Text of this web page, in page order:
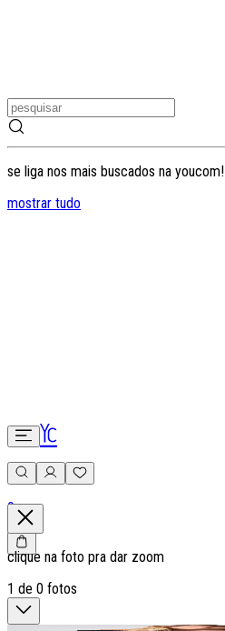
se liga nos mais buscados na youcom!
mostrar tudo
0
clique na foto pra dar zoom
1 de 0 fotos